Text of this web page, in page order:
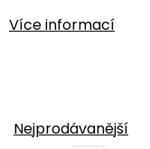
Více informací
Nejprodávanější